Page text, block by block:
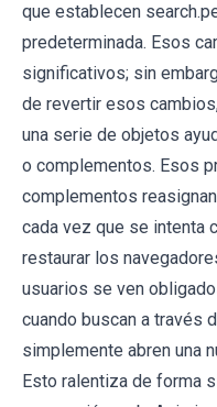
que establecen
predeterminada. Esos
significativos; sin
de revertir esos
una serie de objetos
o complementos. Esos
complementos
cada vez que se intenta
restaurar los
usuarios se ven
cuando buscan a través
simplemente abren una
Esto ralentiza de forma